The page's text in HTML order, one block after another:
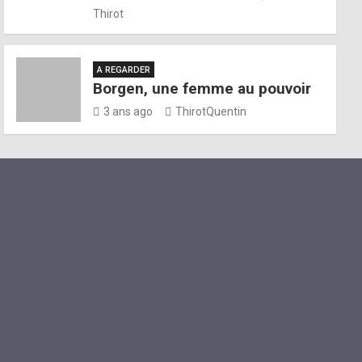
Thirot
A REGARDER
Borgen, une femme au pouvoir
3 ans ago ThirotQuentin